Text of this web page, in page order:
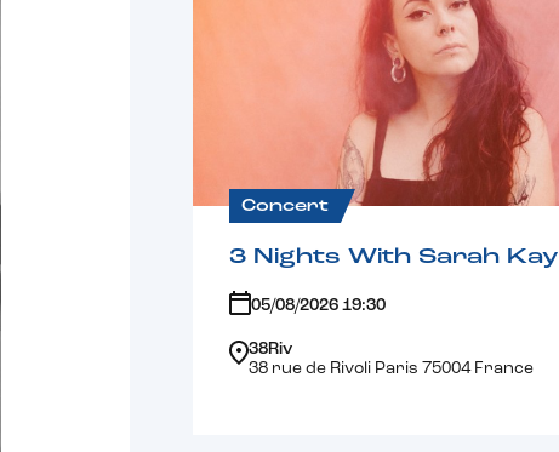
Concert
3 Nights With Sarah Kay
05/08/2026 19:30
38Riv
38 rue de Rivoli Paris 75004 France